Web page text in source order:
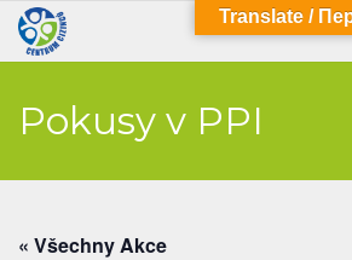
Pokusy v PPI
« Všechny Akce
Translate /